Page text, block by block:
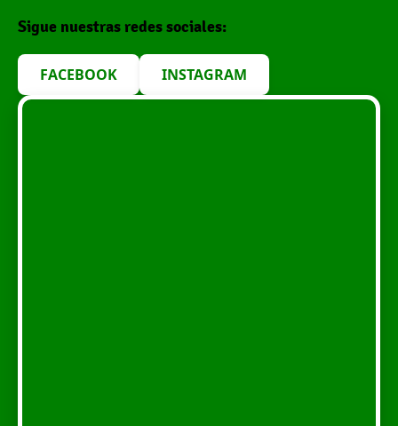
Sigue nuestras redes sociales:
FACEBOOK INSTAGRAM